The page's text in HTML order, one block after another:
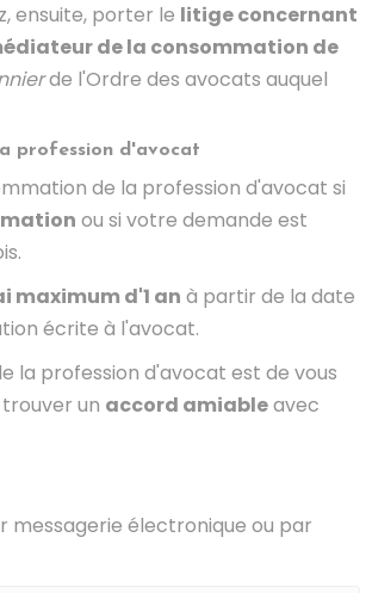
ensuite, porter le litige concernant
de la consommation de
de l'Ordre des avocats auquel
profession d'avocat
de la profession d'avocat si
ou si votre demande est
maximum d'1 an à partir de la date
écrite à l'avocat.
la profession d'avocat est de vous
trouver un accord amiableavec
messagerie électronique ou par